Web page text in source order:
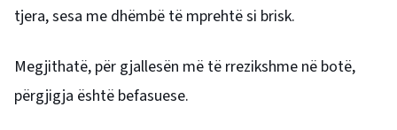
tjera, sesa me dhëmbë të mprehtë si brisk.
Megjithatë, për gjallesën më të rrezikshme në botë,
përgjigja është befasuese.